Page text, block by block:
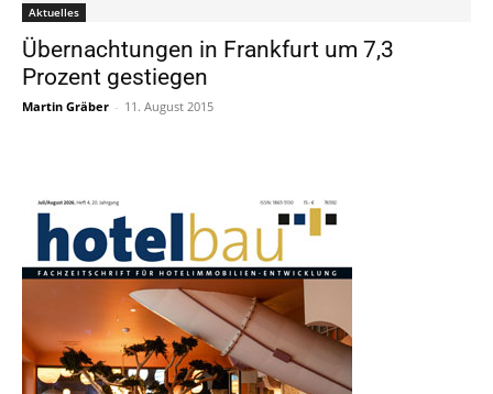
Aktuelles
Übernachtungen in Frankfurt um 7,3
Prozent gestiegen
Martin Gräber - 11. August 2015